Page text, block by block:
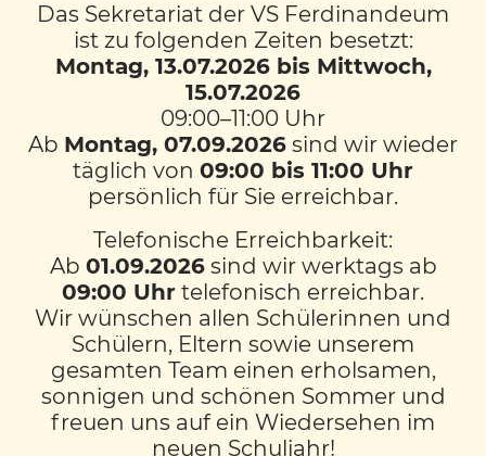
Im Werkunterricht (Technik und Design)
wurden aus Schuhkartons Traumzimmer
gezaubert. Mit unterschiedlichen
Materialien, z.B. Stoffe, Kartons, Watte,
hatten die Kinder frei Wahl und durften
sich ihr persönliches Wunschzimmer
gestalten. Ein Schüler hat sogar eine LED-
und in seinem Karton angebracht. Aber
nicht nur Schlafzimmer, sondern auch eine
Küche wurde von einer Schülerin designt
und umgesetzt. Die Kinder hatten viel
Freude bei dem Projekt!
Das Sekretariat der VS Ferdinandeum
ist zu folgenden Zeiten besetzt:
Montag, 13.07.2026 bis Mittwoch,
15.07.2026
09:00–11:00 Uhr
Ab Montag, 07.09.2026 sind wir wieder
täglich von 09:00 bis 11:00 Uhr
persönlich für Sie erreichbar.
Telefonische Erreichbarkeit:
Ab 01.09.2026sind wir werktags ab
09:00 Uhr telefonisch erreichbar.
Wir wünschen allen Schülerinnen und
Schülern, Eltern sowie unserem
gesamten Team einen erholsamen,
sonnigen und schönen Sommer und
freuen uns auf ein Wiedersehen im
neuen Schuljahr!